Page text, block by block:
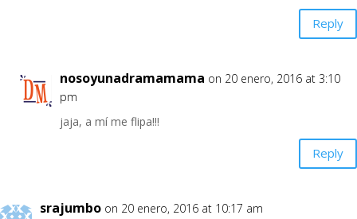
Reply
nosoyunadramamama on 20 enero, 2016 at 3:10
pm
jaja, a mí me flipa!!!
Reply
srajumbo on 20 enero, 2016 at 10:17 am